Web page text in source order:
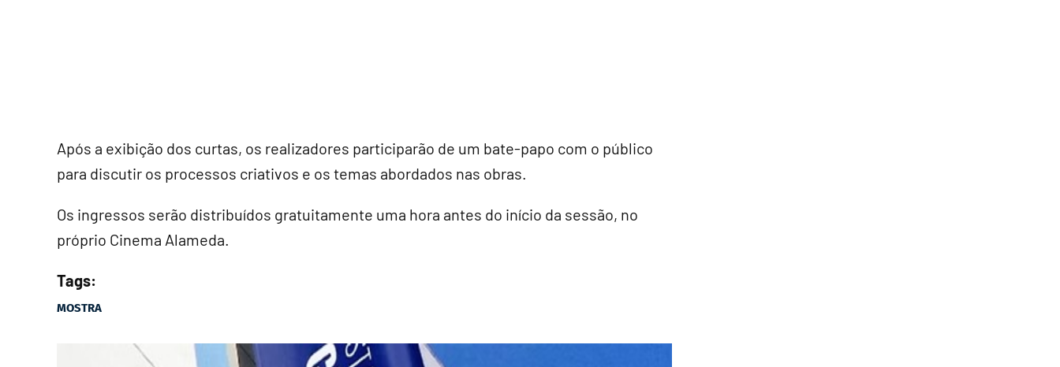
Após a exibição dos curtas, os realizadores participarão de um bate-papo com o público
para discutir os processos criativos e os temas abordados nas obras.
Os ingressos serão distribuídos gratuitamente uma hora antes do início da sessão, no
próprio Cinema Alameda.
Tags:
MOSTRA